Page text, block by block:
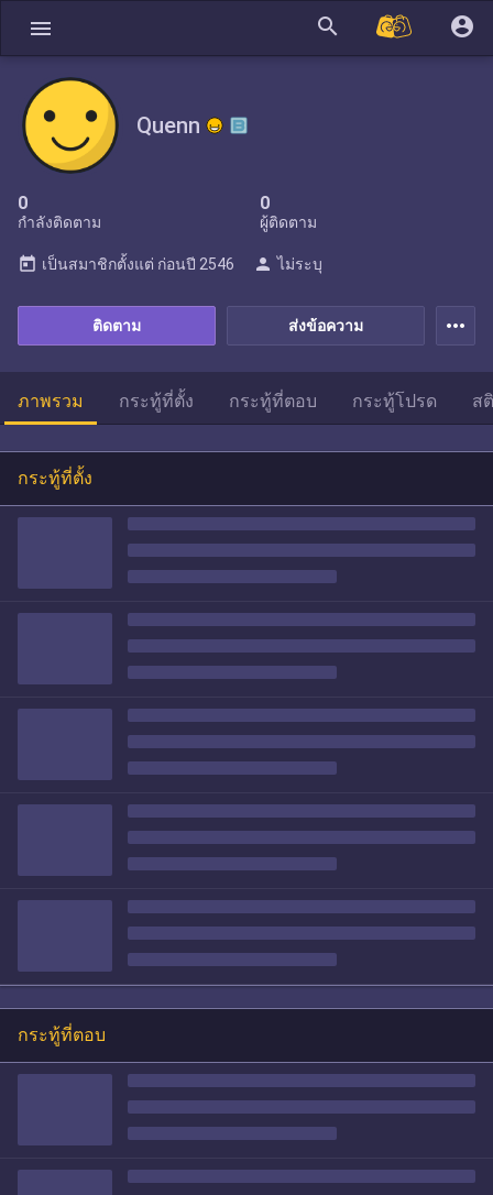
menu search account_circle
Quenn
0
กำลังติดตาม
0
ผู้ติดตาม
ส่งข้อความ
ติดตาม
today เป็นสมาชิกตั้งแต่ ก่อนปี 2546 person ไม่ระบุ
more_horiz
ภาพรวม กระทู้ที่ตั้ง กระทู้ที่ตอบ กระทู้โปรด ส
กระทู้ที่ตั้ง
กระทู้ที่ตอบ